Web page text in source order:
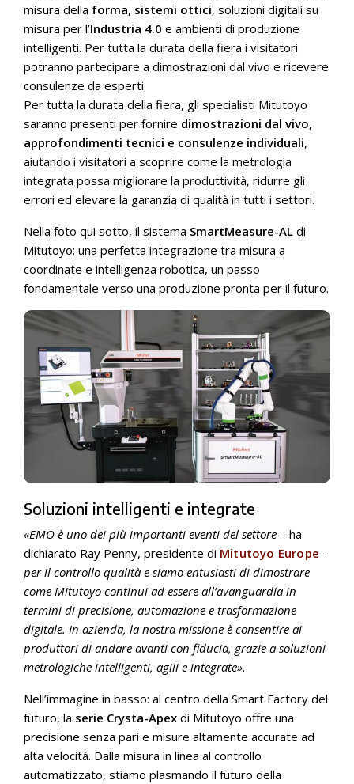
misura della forma, sistemi ottici, soluzioni digitali su
misura per l’Industria 4.0 e ambienti di produzione
intelligenti. Per tutta la durata della fiera i visitatori
potranno partecipare a dimostrazioni dal vivo e ricevere
consulenze da esperti.
Per tutta la durata della fiera, gli specialisti Mitutoyo
saranno presenti per fornire dimostrazioni dal vivo,
approfondimenti tecnici e consulenze individuali,
aiutando i visitatori a scoprire come la metrologia
integrata possa migliorare la produttività, ridurre gli
errori ed elevare la garanzia di qualità in tutti i settori.
Nella foto qui sotto, il sistema SmartMeasure-AL di
Mitutoyo: una perfetta integrazione tra misura a
coordinate e intelligenza robotica, un passo
fondamentale verso una produzione pronta per il futuro.
Soluzioni intelligenti e integrate
«EMO è uno dei più importanti eventi del settore – ha
dichiarato Ray Penny, presidente di Mitutoyo Europe –
per il controllo qualità e siamo entusiasti di dimostrare
come Mitutoyo continui ad essere all’avanguardia in
termini di precisione, automazione e trasformazione
digitale. In azienda, la nostra missione è consentire ai
produttori di andare avanti con fiducia, grazie a soluzioni
metrologiche intelligenti, agili e integrate».
Nell’immagine in basso: al centro della Smart Factory del
futuro, la serie Crysta-Apex di Mitutoyo offre una
precisione senza pari e misure altamente accurate ad
alta velocità. Dalla misura in linea al controllo
automatizzato, stiamo plasmando il futuro della